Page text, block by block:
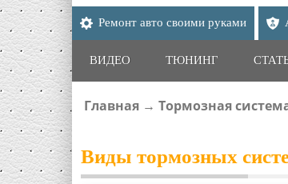
Ремонт авто своими руками
ВИДЕО ТЮНИНГ
ВЫ ЗДЕСЬ
Главная → Тормозная
Виды тормозных